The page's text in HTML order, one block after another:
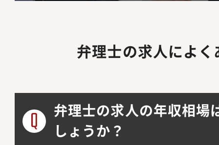
弁理士の求人によ
弁理士の求人の年収相場
しょうか？